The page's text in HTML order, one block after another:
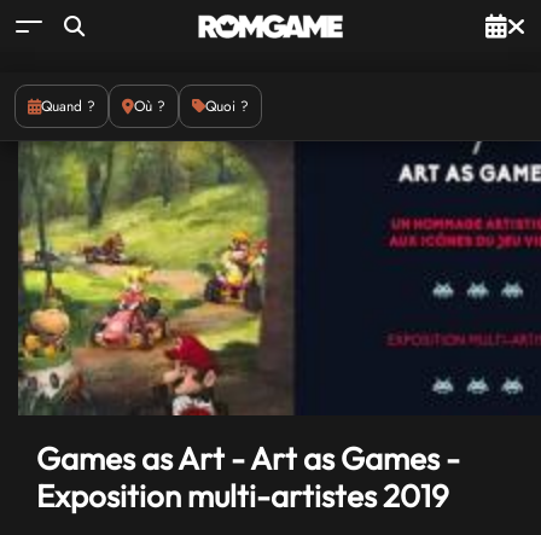
Quand ? Où ? Quoi ?
Games as Art - Art as Games -
Exposition multi-artistes 2019